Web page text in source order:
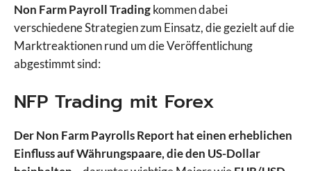
Non Farm Payroll Tradingkommen dabei
verschiedene Strategien zum Einsatz, die gezielt auf die
Marktreaktionen rund um die Veröffentlichung
abgestimmt sind:
NFP Trading mit Forex
Der Non Farm Payrolls Report hat einen erheblichen
Einfluss auf Währungspaare, die den US-Dollar